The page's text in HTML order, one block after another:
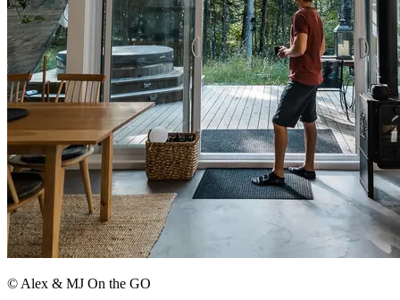
© Alex & MJ On the GO